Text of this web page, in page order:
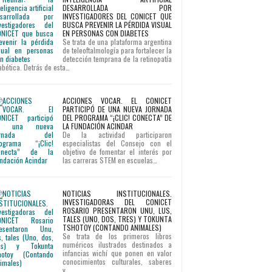
DESARROLLADA POR
INVESTIGADORES DEL CONICET QUE
BUSCA PREVENIR LA PÉRDIDA VISUAL
EN PERSONAS CON DIABETES
Se trata de una plataforma argentina
de teleoftalmología para fortalecer la
detección temprana de la retinopatía
Detrás de esta…
ACCIONES VOCAR. EL CONICET
PARTICIPÓ DE UNA NUEVA JORNADA
DEL PROGRAMA “¡CLIC! CONECTA” DE
LA FUNDACIÓN ACINDAR
De la actividad participaron
especialistas del Consejo con el
objetivo de fomentar el interés por
las carreras STEM en escuelas…
NOTICIAS INSTITUCIONALES.
INVESTIGADORAS DEL CONICET
ROSARIO PRESENTARON UNU, LUS,
TALES (UNO, DOS, TRES) Y TOKUNTA
TSHOTOY (CONTANDO ANIMALES)
Se trata de los primeros libros
numéricos ilustrados destinados a
infancias wichí que ponen en valor
conocimientos culturales, saberes
y…